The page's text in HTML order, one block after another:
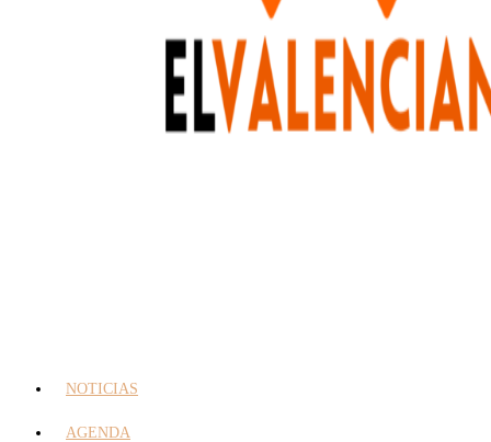
NOTICIAS
AGENDA